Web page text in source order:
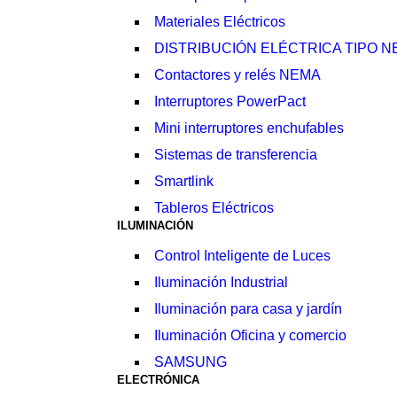
Materiales Eléctricos
DISTRIBUCIÓN ELÉCTRICA TIPO
Contactores y relés NEMA
Interruptores PowerPact
Mini interruptores enchufables
Sistemas de transferencia
Smartlink
Tableros Eléctricos
ILUMINACIÓN
Control Inteligente de Luces
Iluminación Industrial
Iluminación para casa y jardín
Iluminación Oficina y comercio
SAMSUNG
ELECTRÓNICA